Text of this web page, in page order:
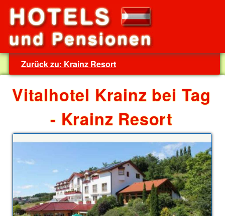
Zurück zu: Krainz Resort
Vitalhotel Krainz bei Tag
- Krainz Resort